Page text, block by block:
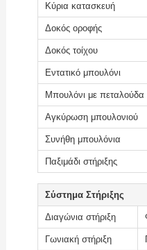
Κύρια κατασκευή
Δοκός οροφής
Δοκός τοίχου
Εντατικό μπουλόνι
Μπουλόνι με πεταλούδα
Αγκύρωση μπουλονιού
Συνήθη μπουλόνια
Παξιμάδι στήριξης
Σύστημα Στήριξης
Διαγώνια στήριξη
Γωνιακή στήριξη